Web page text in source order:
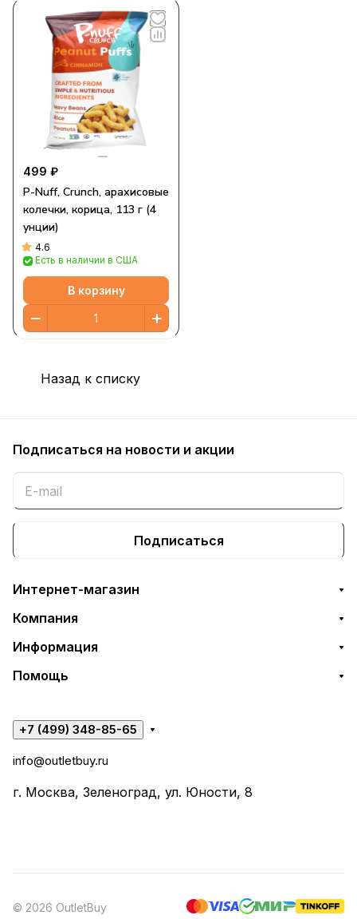
499 ₽
P-Nuff, Crunch, арахисовые
колечки, корица, 113 г (4
унции)
4.6
Есть в наличии в США
В корзину
Назад к списку
Подписаться на новости и акции
Подписаться
Интернет-магазин
Компания
Информация
Помощь
+7 (499) 348-85-65
info@outletbuy.ru
г. Москва, Зеленоград, ул. Юности, 8
© 2026 OutletBuy